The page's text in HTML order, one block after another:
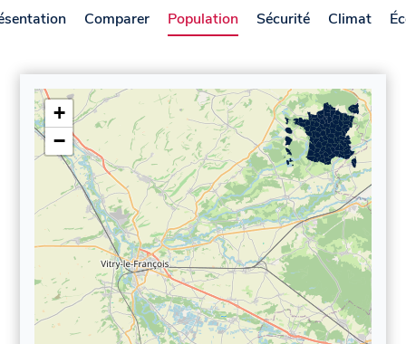
Comparer Population Sécurité Climat
+
−